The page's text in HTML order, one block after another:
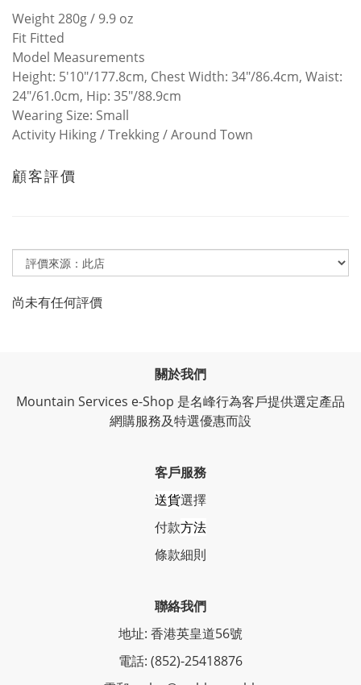
Weight 280g / 9.9 oz
Fit Fitted
Model Measurements
Height: 5'10"/177.8cm, Chest Width: 34"/86.4cm, Waist:
24"/61.0cm, Hip: 35"/88.9cm
Wearing Size: Small
Activity Hiking / Trekking / Around Town
顧客評價
尚未有任何評價
關於我們
Mountain Services e-Shop 是名峰行為客戶提供選定產品
網購服務及特選優惠而設
客戶服務
送貨選擇
付款方法
條款細則
聯絡我們
地址: 香港英皇道56號
電話: (852)-25418876